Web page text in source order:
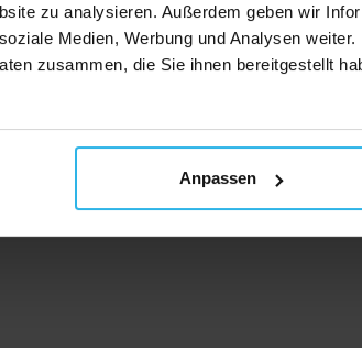
zu analysieren. Außerdem geben wir
Medien, Werbung und Analysen
zusammen, die Sie ihnen bereitgestellt
Anpassen